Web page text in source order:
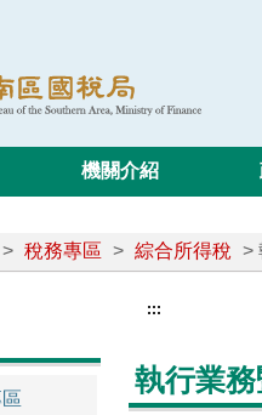
機關介紹
> 稅務專區 > 綜合所得稅 >
:::
執行業